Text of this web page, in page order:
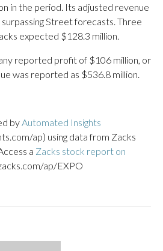
in the period. Its adjusted revenue
Street forecasts. Three
expected $128.3 million.
reported profit of $106 million, or
was reported as $536.8 million.
byAutomated Insights
ap) using data from Zacks
a Zacks stock report on
ap/EXPO